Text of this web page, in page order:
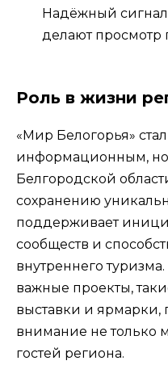
Надёжный
делают просмотр
Роль в жизни
«Мир Белогорья»
информационным,
Белгородской
сохранению
поддерживает
сообществ и
внутреннего
важные проекты,
выставки и ярмарки,
внимание не только
гостей региона.